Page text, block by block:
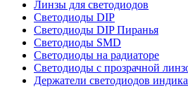
Линзы для светодиодов
Светодиоды DIP
Светодиоды DIP Пиранья
Светодиоды SMD
Светодиоды на радиаторе
Светодиоды с прозрачной
Держатели светодиодов